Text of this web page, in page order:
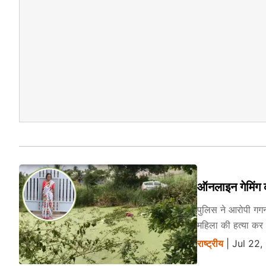
ऑनलाइन गेमिंग
पुलिस ने आरोपी
महिला की हत्या कर
राष्ट्रीय| Jul 22,